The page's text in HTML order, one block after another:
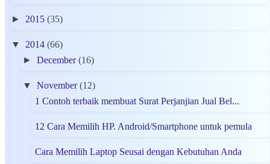
► 2015 (35)
▼ 2014 (66)
►December(16)
▼November(12)
1 Contoh terbaik membuat Surat Perjanjian Jual Bel...
12 Cara Memilih HP. Android/Smartphone untuk pemula
Cara Memilih Laptop Seusai dengan Kebutuhan Anda